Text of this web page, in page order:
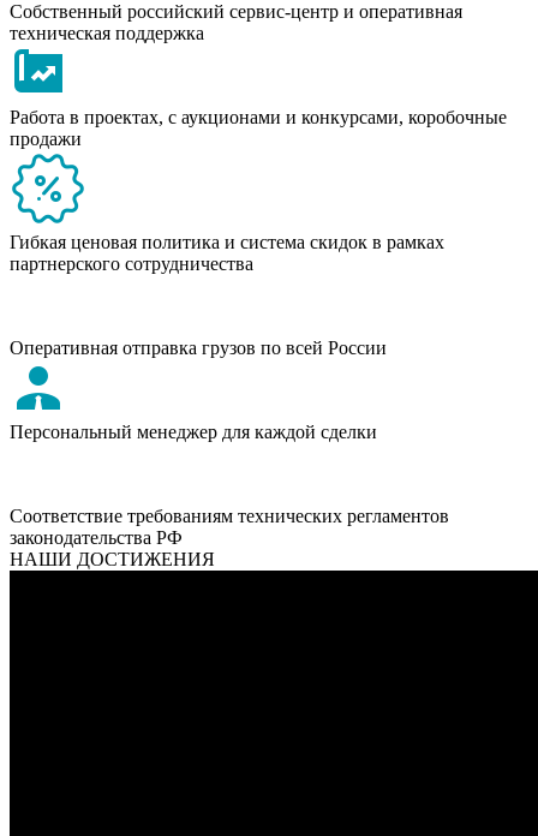
Собственный российский сервис-центр и оперативная
техническая поддержка
Работа в проектах, с аукционами и конкурсами, коробочные
продажи
Гибкая ценовая политика и система скидок в рамках
партнерского сотрудничества
Оперативная отправка грузов по всей России
Персональный менеджер для каждой сделки
Соответствие требованиям технических регламентов
законодательства РФ
НАШИ ДОСТИЖЕНИЯ